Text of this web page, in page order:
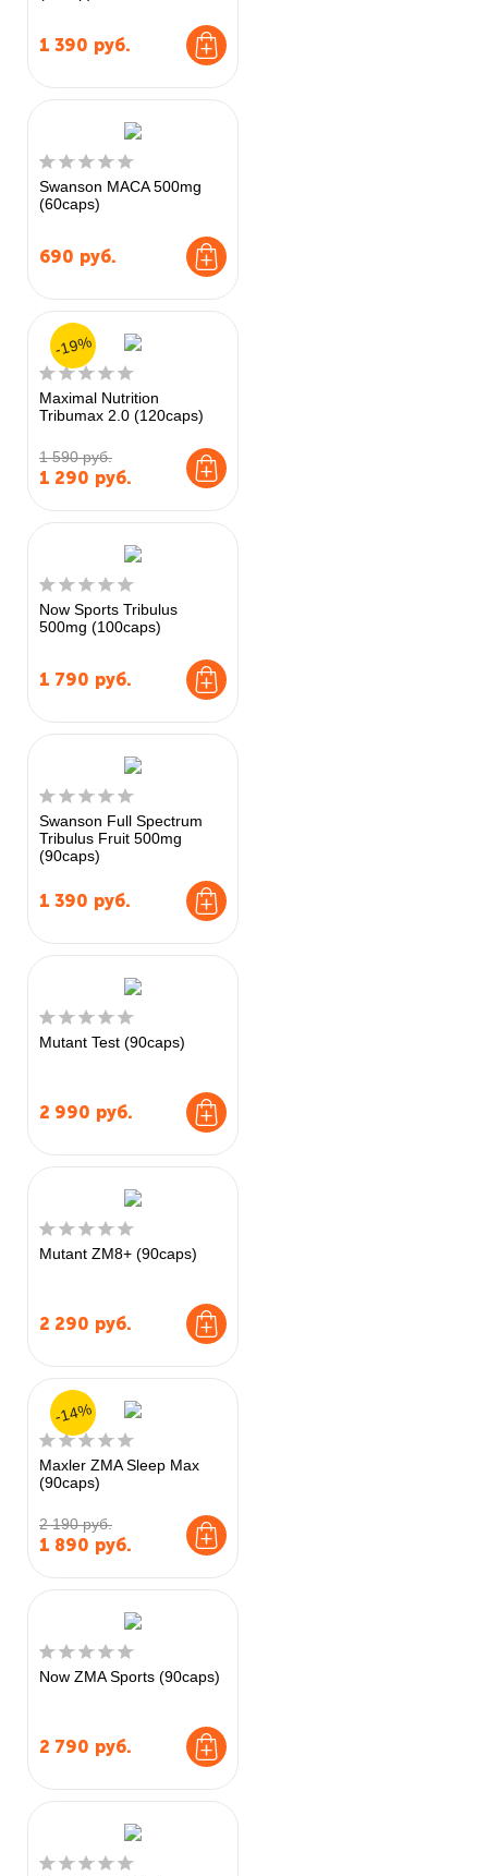
1 390 руб.
Swanson MACA 500mg
(60caps)
690 руб.
Maximal Nutrition
Tribumax 2.0 (120caps)
1 590 руб.
1 290 руб.
-19%
Now Sports Tribulus
500mg (100caps)
1 790 руб.
Swanson Full Spectrum
Tribulus Fruit 500mg
(90caps)
1 390 руб.
Mutant Test (90caps)
2 990 руб.
Mutant ZM8+ (90caps)
2 290 руб.
Maxler ZMA Sleep Max
(90caps)
2 190 руб.
1 890 руб.
-14%
Now ZMA Sports (90caps)
2 790 руб.